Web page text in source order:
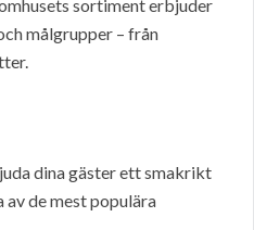
sortiment erbjuder
målgrupper – från
dina gäster ett smakrikt
de mest populära